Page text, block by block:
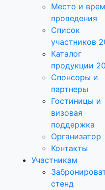
Место и
проведения
Список
участников
Каталог
продукции
Спонсоры и
партнеры
Гостиницы и
визовая
поддержка
Организатор
Контакты
Участникам
стенд